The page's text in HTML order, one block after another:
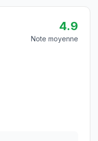
4.9
Note moyenne